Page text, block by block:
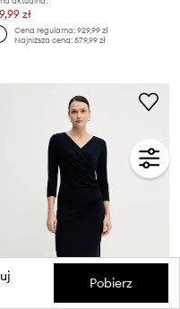
zł
Cena regularna:929,99 zł
Najniższa cena:579,99 zł
Pobierz